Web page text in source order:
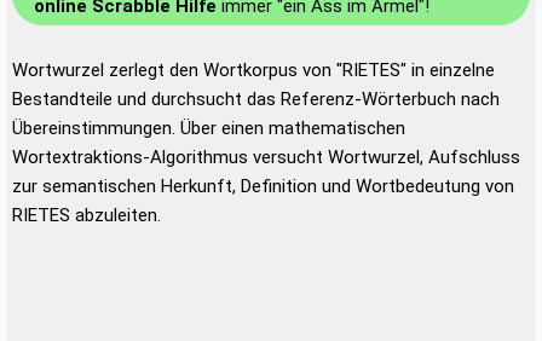
online Scrabble Hilfe immer "ein Ass im Ärmel"!
Wortwurzel zerlegt den Wortkorpus von "RIETES" in einzelne
Bestandteile und durchsucht das Referenz-Wörterbuch nach
Übereinstimmungen. Über einen mathematischen
Wortextraktions-Algorithmus versucht Wortwurzel, Aufschluss
zur semantischen Herkunft, Definition und Wortbedeutung von
RIETES abzuleiten.